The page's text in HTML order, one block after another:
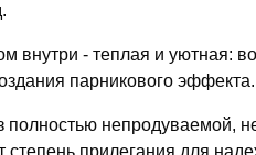
внутри - теплая и уютная:
парникового эффекта.
полностью непродуваемой,